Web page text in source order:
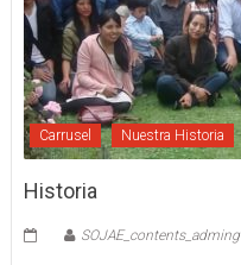
Carrusel Nuestra Historia
Historia
SOJAE_contents_adming